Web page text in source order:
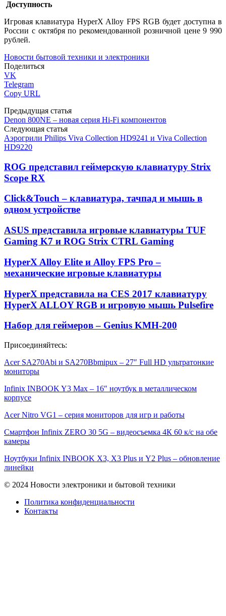
Доступность
Игровая клавиатура HyperX Alloy FPS RGB будет доступна в
России с октября по рекомендованной розничной цене 9 990
рублей.
Новости бытовой техники и электроники
Поделиться
VK
Telegram
Copy URL
Предыдущая статья
Denon 800NE – новая серия Hi-Fi компонентов
Следующая статья
Аэрогрили Philips Viva Collection HD9241 и Viva Collection
HD9220
ROG представил геймерскую клавиатуру Strix
Scope RX
Click&Touch – клавиатура, тачпад и мышь в
одном устройстве
ASUS представила игровые клавиатуры TUF
Gaming K7 и ROG Strix CTRL Gaming
HyperX Alloy Elite и Alloy FPS Pro –
механические игровые клавиатуры
HyperX представила на CES 2017 клавиатуру
HyperX ALLOY RGB и игровую мышь Pulsefire
Набор для геймеров – Genius KMH-200
Присоединяйтесь:
Acer SA270Abi и SA270Bbmipux – 27″ Full HD ультратонкие
мониторы
Infinix INBOOK Y3 Max – 16″ ноутбук в металлическом
корпусе
Acer Nitro VG1 – серия мониторов для игр и работы
Смартфон Infinix ZERO 30 5G – видеосъемка 4К 60 к/с на обе
камеры
Ноутбуки Infinix INBOOK X3, X3 Plus и Y2 Plus – обновление
линейки
© 2024 Новости электроники и бытовой техники
Политика конфиденциальности
Контакты